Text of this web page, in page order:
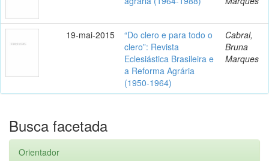
19-mai-2015
“Do clero e para todo o
clero”: Revista
Eclesiástica Brasileira e
a Reforma Agrária
(1950-1964)
Cabral,
Bruna
Marques
Busca facetada
Orientador